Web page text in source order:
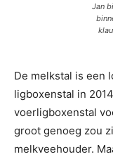
Jan
De melkstal is een
ligboxenstal in
voerligboxenstal
groot genoeg zou
melkveehouder.